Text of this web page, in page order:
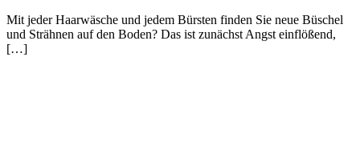
Mit jeder Haarwäsche und jedem Bürsten finden Sie neue Büschel
und Strähnen auf den Boden? Das ist zunächst Angst einflößend,
[…]